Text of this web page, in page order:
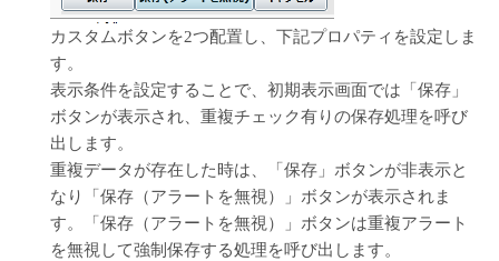
カスタムボタンを2つ配置し、下記プロパティを設定しま
す。
表示条件を設定することで、初期表示画面では「保存」
ボタンが表示され、重複チェック有りの保存処理を呼び
出します。
重複データが存在した時は、「保存」ボタンが非表示と
なり「保存（アラートを無視）」ボタンが表示されま
す。「保存（アラートを無視）」ボタンは重複アラート
を無視して強制保存する処理を呼び出します。